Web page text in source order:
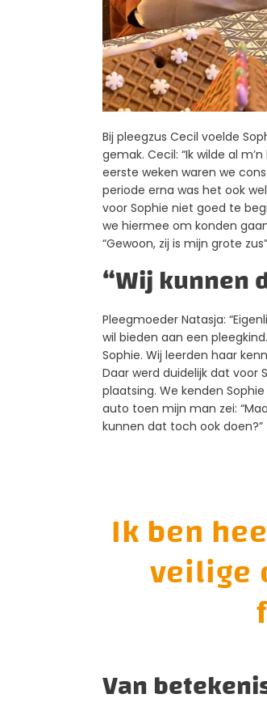
Bij pleegzus Cecil voelde
gemak. Cecil: “Ik wilde al
eerste weken waren we
periode erna was het ook
voor Sophie niet goed te
we hiermee om konden
“Gewoon, zij is mijn grote
“Wij kunnen
Pleegmoeder Natasja:
wil bieden aan een
Sophie. Wij leerden haar
Daar werd duidelijk dat voor
plaatsing. We kenden
auto toen mijn man zei:
kunnen dat toch ook doen?”
Ik ben
veilige
Van